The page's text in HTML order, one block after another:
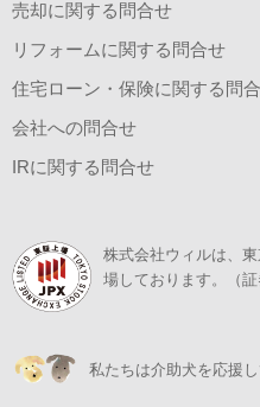
売却に関する問合せ
リフォームに関する問合せ
住宅ローン・保険に関する問
会社への問合せ
IRに関する問合せ
株式会社ウィルは、
場しております。（証
私たちは介助犬を応援し